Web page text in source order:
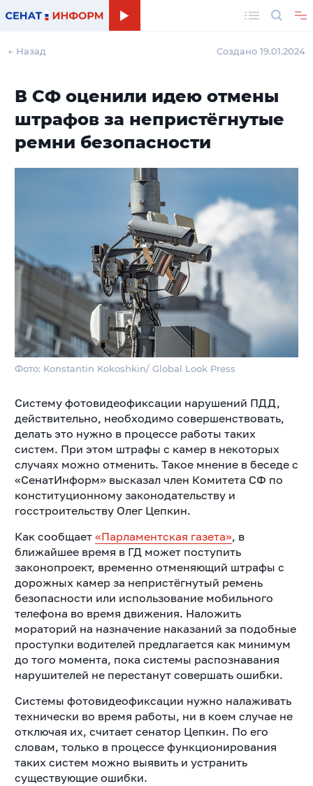
← Назад Создано 19.01.2024
В СФ оценили идею отмены
штрафов за непристёгнутые
ремни безопасности
Фото: Konstantin Kokoshkin/ Global Look Press
Систему фотовидеофиксации нарушений ПДД,
действительно, необходимо совершенствовать,
делать это нужно в процессе работы таких
систем. При этом штрафы с камер в некоторых
случаях можно отменить. Такое мнение в беседе с
«СенатИнформ» высказал член Комитета СФ по
конституционному законодательству и
госстроительству Олег Цепкин.
Как сообщает «Парламентская газета», в
ближайшее время в ГД может поступить
законопроект, временно отменяющий штрафы с
дорожных камер за непристёгнутый ремень
безопасности или использование мобильного
телефона во время движения. Наложить
мораторий на назначение наказаний за подобные
проступки водителей предлагается как минимум
до того момента, пока системы распознавания
нарушителей не перестанут совершать ошибки.
Системы фотовидеофиксации нужно налаживать
технически во время работы, ни в коем случае не
отключая их, считает сенатор Цепкин. По его
словам, только в процессе функционирования
таких систем можно выявить и устранить
существующие ошибки.